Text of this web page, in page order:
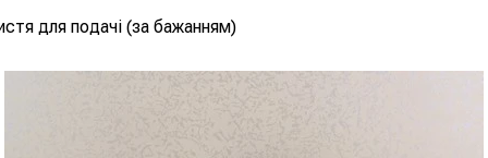
для подачі (за бажанням)